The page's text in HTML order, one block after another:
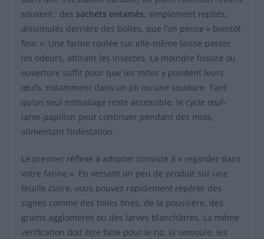
souvent : des sachets entamés, simplement repliés,
dissimulés derrière des boîtes, que l’on pense « bientôt
finir ». Une farine roulée sur elle-même laisse passer
les odeurs, attirant les insectes. La moindre fissure ou
ouverture suffit pour que les mites y pondent leurs
œufs, notamment dans un pli ou une soudure. Tant
qu’un seul emballage reste accessible, le cycle œuf-
larve-papillon peut continuer pendant des mois,
alimentant l’infestation.
Le premier réflexe à adopter consiste à « regarder dans
votre farine ». En versant un peu de produit sur une
feuille claire, vous pouvez rapidement repérer des
signes comme des toiles fines, de la poussière, des
grains agglomérés ou des larves blanchâtres. La même
vérification doit être faite pour le riz, la semoule, les